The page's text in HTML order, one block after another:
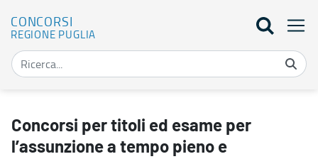
CONCORSI
REGIONE PUGLIA
Concorsi per titoli ed esame per
l’assunzione a tempo pieno e